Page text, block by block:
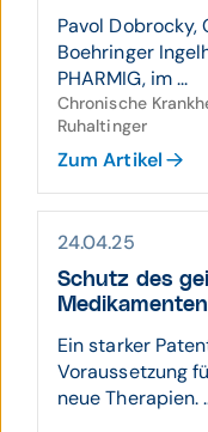
Pavol
Boehringer
PHARMIG, im ...
Chronische
Ruhaltinger
Zum Artikel
24.04.25
Schutz des
Ein starker
Voraussetzung
neue Therapien.